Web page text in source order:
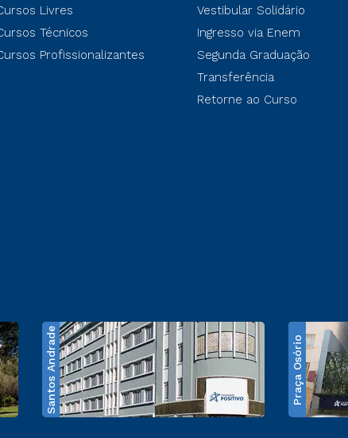
Livres
Técnicos
Profissionalizantes
Vestibular Solidário
Ingresso via Enem
Segunda Graduação
Transferência
Retorne ao Curso
Santos Andrade Praça Osório